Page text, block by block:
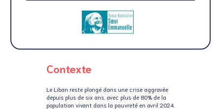
Contexte
Le Liban reste plongé dans une crise aggravée
depuis plus de six ans, avec plus de 80% de la
population vivant dans la pauvreté en avril 2024.